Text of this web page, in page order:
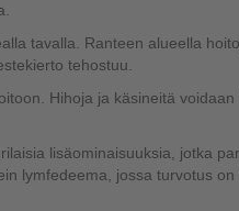
tavalla. Ranteen alueella
tehostuu.
Hihoja ja käsineitä voidaan
lisäominaisuuksia, jotka
lymfedeema, jossa turvotus on